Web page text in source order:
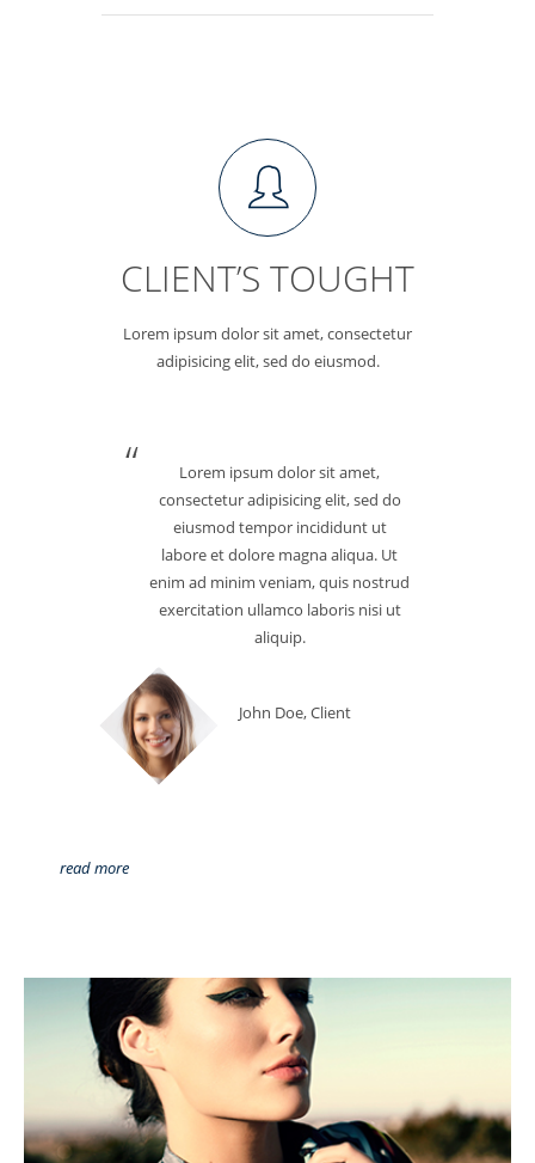
CLIENT’S TOUGHT
Lorem ipsum dolor sit amet, consectetur
adipisicing elit, sed do eiusmod.
Lorem ipsum dolor sit amet,
consectetur adipisicing elit, sed do
eiusmod tempor incididunt ut
labore et dolore magna aliqua. Ut
enim ad minim veniam, quis nostrud
exercitation ullamco laboris nisi ut
aliquip.
John Doe, Client
read more